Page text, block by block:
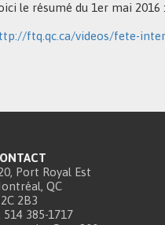
le résumé du 1er mai
ftq.qc.ca/videos/fete-
Port Royal Est
QC
2B3
514 385-1717